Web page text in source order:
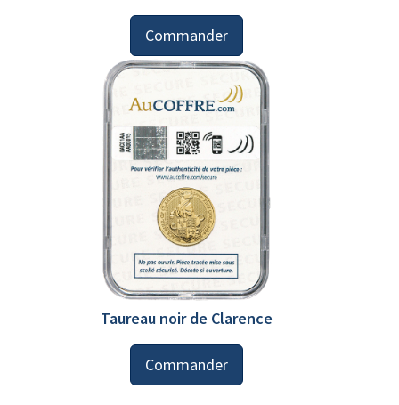
Commander
Taureau noir de Clarence
Commander